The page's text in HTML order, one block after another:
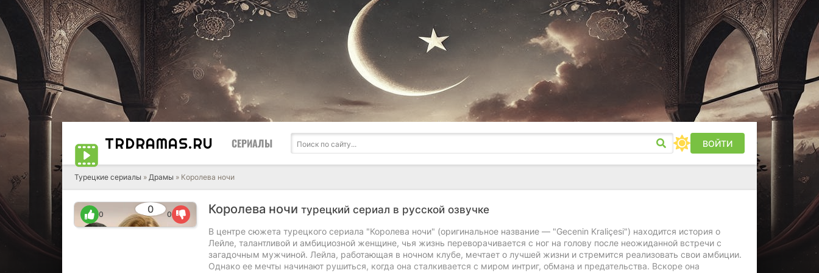
TRDRAMAS.RU СЕРИАЛЫ ВОЙТИ
Турецкие сериалы » Драмы » Королева ночи
Королева ночи турецкий сериал в русской озвучке
0
0 0
В центре сюжета турецкого сериала "Королева ночи" (оригинальное название — "Gecenin Kraliçesi") находится история о
Лейле, талантливой и амбициозной женщине, чья жизнь переворачивается с ног на голову после неожиданной встречи с
загадочным мужчиной. Лейла, работающая в ночном клубе, мечтает о лучшей жизни и стремится реализовать свои амбиции.
Однако ее мечты начинают рушиться, когда она сталкивается с миром интриг, обмана и предательства. Вскоре она